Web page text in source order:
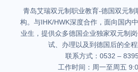
青岛艾瑞双元制职业教育-德国双元制
构。与IHK/HWK深度合作，面向国内
业生，提供众多德国企业独家双元制
试、办理以及到德国后的全程
联系方式：0532 –
工作时间：周一至周五